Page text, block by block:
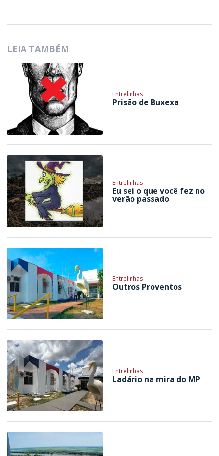
LEIA TAMBÉM
Entrelinhas
Prisão de Buxexa
Entrelinhas
Eu sei o que você fez no
verão passado
Entrelinhas
Outros Proventos
Entrelinhas
Ladário na mira do MP